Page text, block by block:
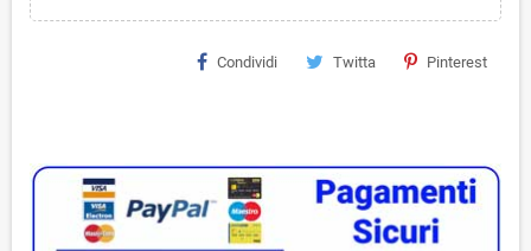
Condividi Twitta Pinterest